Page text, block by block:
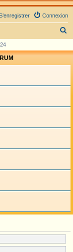
Connexion
c
h